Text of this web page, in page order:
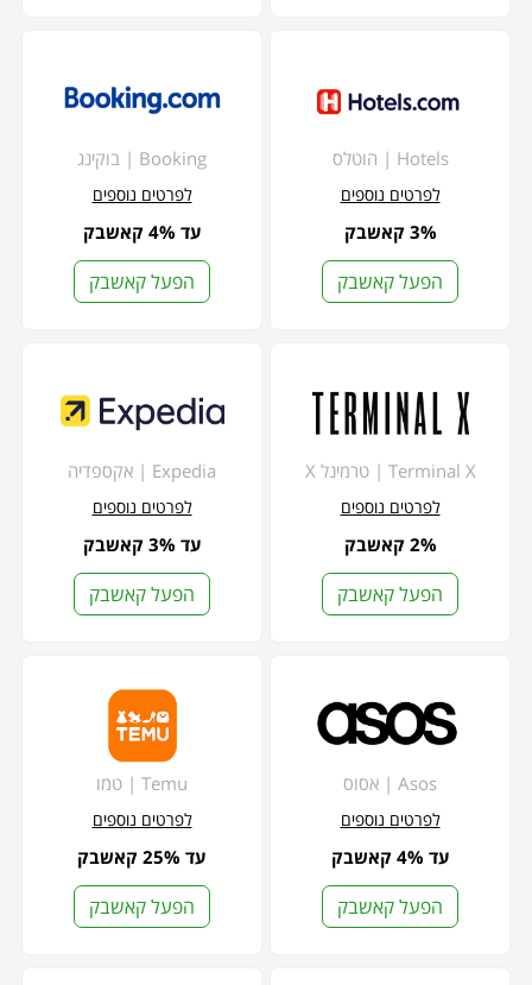
Hotels | הוטלס
לפרטים נוספים
3% קאשבק
הפעל קאשבק
Booking | בוקינג
לפרטים נוספים
עד 4% קאשבק
הפעל קאשבק
Terminal X | טרמינל X
לפרטים נוספים
2% קאשבק
הפעל קאשבק
Expedia | אקספדיה
לפרטים נוספים
עד 3% קאשבק
הפעל קאשבק
Asos | אסוס
לפרטים נוספים
עד 4% קאשבק
הפעל קאשבק
Temu | טמו
לפרטים נוספים
עד 25% קאשבק
הפעל קאשבק